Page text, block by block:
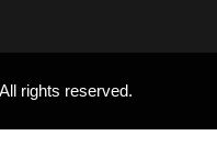
rights reserved.